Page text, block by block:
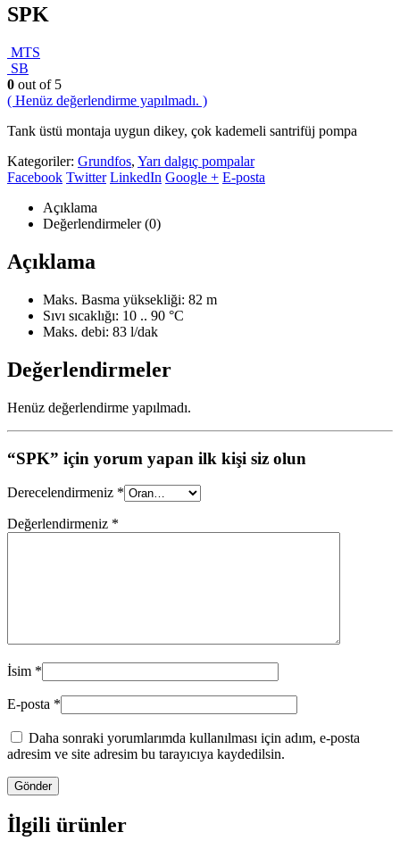
SPK
MTS
SB
0 out of 5
( Henüz değerlendirme yapılmadı. )
Tank üstü montaja uygun dikey, çok kademeli santrifüj pompa
Kategoriler: Grundfos, Yarı dalgıç pompalar
Facebook Twitter LinkedIn Google + E-posta
Açıklama
Değerlendirmeler (0)
Açıklama
Maks. Basma yüksekliği: 82 m
Sıvı sıcaklığı: 10 .. 90 °C
Maks. debi: 83 l/dak
Değerlendirmeler
Henüz değerlendirme yapılmadı.
“SPK” için yorum yapan ilk kişi siz olun
Derecelendirmeniz *
Değerlendirmeniz *
İsim *
E-posta *
Daha sonraki yorumlarımda kullanılması için adım, e-posta
adresim ve site adresim bu tarayıcıya kaydedilsin.
İlgili ürünler